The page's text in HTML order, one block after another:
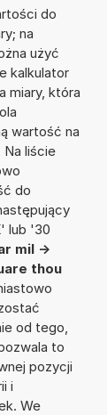
do
na
użyć
kalkulator
miary, która
wartość na
liście
do
lub '30
mil ->
thou
od tego,
to
pozycji
i
We